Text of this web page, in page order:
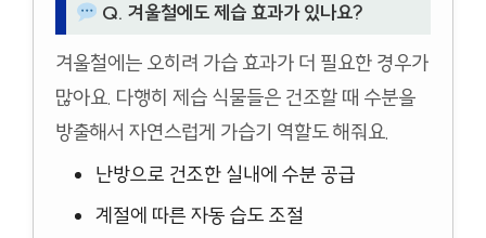
Q. 겨울철에도 제습 효과가 있나요?
겨울철에는 오히려 가습 효과가 더 필요한 경우가
많아요. 다행히 제습 식물들은 건조할 때 수분을
방출해서 자연스럽게 가습기 역할도 해줘요.
난방으로 건조한 실내에 수분 공급
계절에 따른 자동 습도 조절